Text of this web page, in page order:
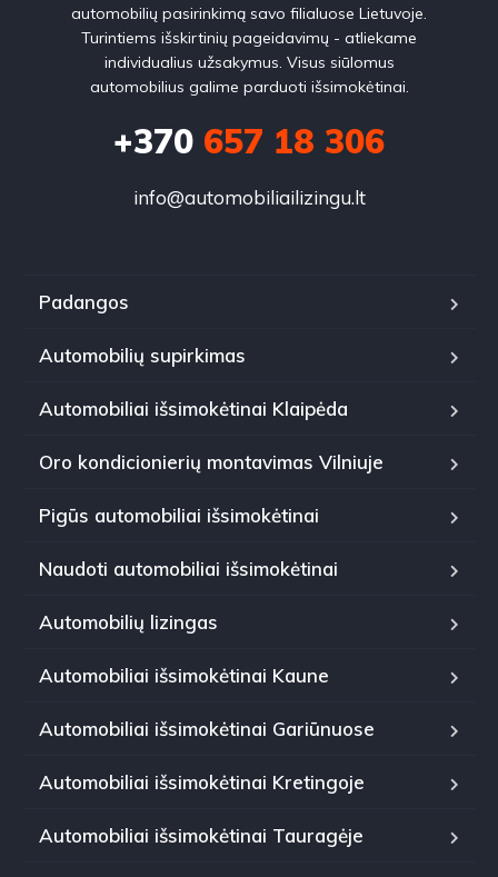
automobilių pasirinkimą savo filialuose Lietuvoje.
Turintiems išskirtinių pageidavimų - atliekame
individualius užsakymus. Visus siūlomus
automobilius galime parduoti išsimokėtinai.
+370 657 18 306
info@automobiliailizingu.lt
Padangos
Automobilių supirkimas
Automobiliai išsimokėtinai Klaipėda
Oro kondicionierių montavimas Vilniuje
Pigūs automobiliai išsimokėtinai
Naudoti automobiliai išsimokėtinai
Automobilių lizingas
Automobiliai išsimokėtinai Kaune
Automobiliai išsimokėtinai Gariūnuose
Automobiliai išsimokėtinai Kretingoje
Automobiliai išsimokėtinai Tauragėje